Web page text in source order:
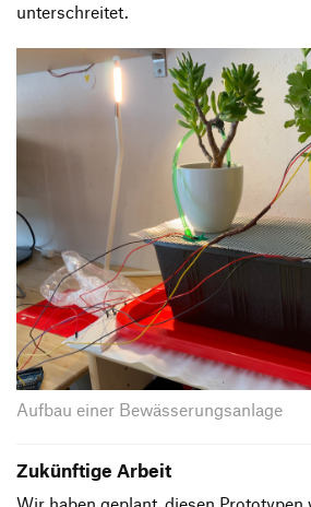
unterschreitet.
Aufbau einer Bewässerungsanlage
Zukünftige Arbeit